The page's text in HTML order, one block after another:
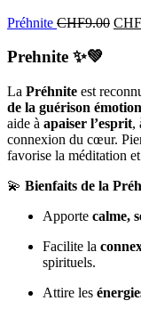
Préhnite CHF9.00 CHF
Prehnite ✨💚
La Préhnite est
de la guérison
aide à apaiser l’esprit,
connexion du cœur.
favorise la méditation
💫 Bienfaits de la
Apporte calme,
Facilite la
spirituels.
Attire les